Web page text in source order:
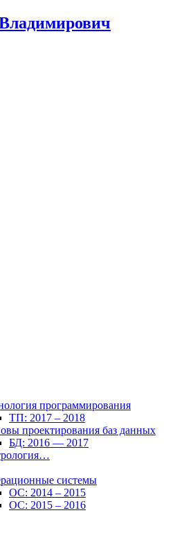
программирования
ТП: 2017 – 2018
проектирования баз данных
БД: 2016 — 2017
системы
ОС: 2014 – 2015
ОС: 2015 – 2016